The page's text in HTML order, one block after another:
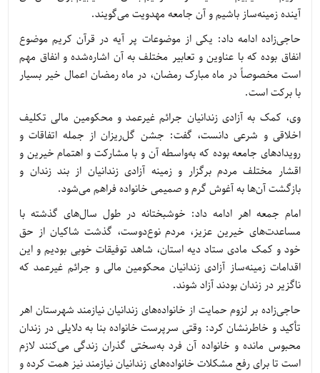
آینده زمینه‌ساز باشیم و آن جامعه مهدویت می‌گویند.
حاجی‌زاده ادامه داد: یکی از موضوعات پر آیه در قرآن کریم موضوع
انفاق بوده که با عناوین و تعابیر مختلف به آن اشاره‌شده و انفاق مهم
است مخصوصاً در ماه مبارک رمضان، در ماه رمضان اعمال خیر بسیار
با برکت است.
وی، کمک به آزادی زندانیان جرائم غیرعمد و محکومین مالی تکلیف
اخلاقی و شرعی دانست، گفت: جشن گل‌ریزان از جمله اتفاقات و
رویدادهای جامعه بوده که به‌واسطه آن و با مشارکت و اهتمام خیرین و
اقشار مختلف مردم برگزار و زمینه آزادی زندانیان از بند زندان و
بازگشت آن‌ها به آغوش گرم و صمیمی خانواده فراهم می‌شود.
امام جمعه اهر ادامه داد: خوشبختانه در طول سال‌های گذشته با
مساعدت‌های خیرین عزیز، مردم نوع‌دوست، گذشت شاکیان از حق
خود و کمک مادی ستاد دیه استان، شاهد توفیقات خوبی بودیم و این
اقدامات زمینه‌ساز آزادی زندانیان محکومین مالی و جرائم غیرعمد که
ناگزیر در زندان بودند آزاد شوند.
حاجی‌زاده بر لزوم حمایت از خانواده‌های زندانیان نیازمند شهرستان اهر
تأکید و خاطرنشان کرد: وقتی سرپرست خانواده بنا به دلایلی در زندان
محبوس مانده و خانواده آن فرد به‌سختی گذران زندگی می‌کنند لازم
است تا برای رفع مشکلات خانواده‌های زندانیان نیازمند نیز همت کرده و